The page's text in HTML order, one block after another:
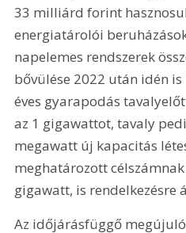
33 milliárd forint
energiatárolói
napelemes rendszerek
bővülése 2022 után idén
éves gyarapodás
az 1 gigawattot, tavaly
megawatt új kapacitás
meghatározott
gigawatt, is rendelkezésre
Az időjárásfüggő